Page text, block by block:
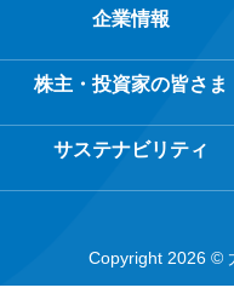
企業情報
株主・投資家の皆さま
サステナビリティ
Copyright 2026 ©